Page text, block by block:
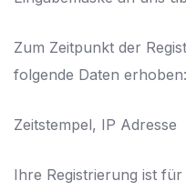
Zum Zeitpunkt der
folgende Daten erhoben:
Zeitstempel, IP Adresse
Ihre Registrierung ist